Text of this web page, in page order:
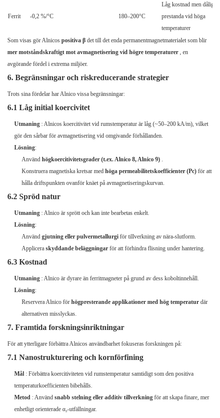
Ferrit -0,2 %/°C 180–200°C
Låg kostnad men dålig
prestanda vid höga
temperaturer
Som visas gör Alnicos positiva β det till det enda permanentmagnetmaterialet som blir
mer motståndskraftigt mot avmagnetisering vid högre temperaturer , en
avgörande fördel i extrema miljöer.
6. Begränsningar och riskreducerande strategier
Trots sina fördelar har Alnico vissa begränsningar:
6.1 Låg initial koercivitet
Utmaning : Alnicos koercitivitet vid rumstemperatur är låg (~50–200 kA/m), vilket
gör den sårbar för avmagnetisering vid omgivande förhållanden.
Lösning:
Använd högkoercitivitetsgrader (t.ex. Alnico 8, Alnico 9).
Konstruera magnetiska kretsar med höga permeabilitetskoefficienter (Pc)för att
hålla driftspunkten ovanför knäet på avmagnetiseringskurvan.
6.2 Spröd natur
Utmaning : Alnico är sprött och kan inte bearbetas enkelt.
Lösning:
Använd gjutning eller pulvermetallurgiför tillverkning av nära-slutform.
Applicera skyddande beläggningarför att förhindra flisning under hantering.
6.3 Kostnad
Utmaning : Alnico är dyrare än ferritmagneter på grund av dess koboltinnehåll.
Lösning:
Reservera Alnico för högpresterande applikationer med hög temperaturdär
alternativen misslyckas.
7. Framtida forskningsinriktningar
För att ytterligare förbättra Alnicos användbarhet fokuseras forskningen på:
7.1 Nanostrukturering och kornförfining
Mål : Förbättra koercitiviteten vid rumstemperatur samtidigt som den positiva
temperaturkoefficienten bibehålls.
Metod : Användsnabb stelning eller additiv tillverkning för att skapa finare, mer
enhetligt orienterade α₂-utfällningar.